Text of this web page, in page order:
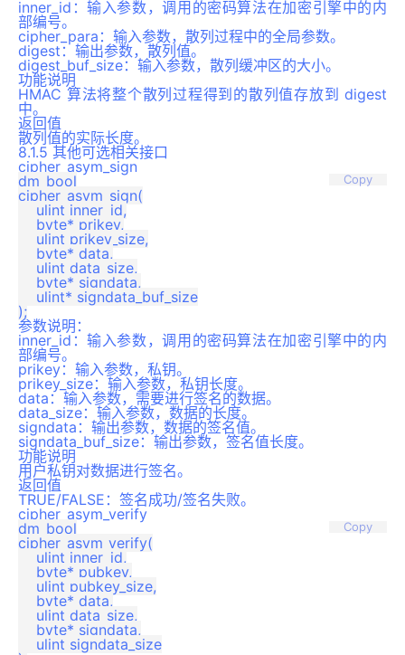
inner_id：输入参数，调用的密码算法在加密引擎中的内
部编号。
cipher_para：输入参数，散列过程中的全局参数。
digest：输出参数，散列值。
digest_buf_size：输入参数，散列缓冲区的大小。
功能说明
HMAC 算法将整个散列过程得到的散列值存放到 digest
中。
返回值
散列值的实际长度。
8.1.5 其他可选相关接口
cipher_asym_sign
Copy
dm_bool
cipher_asym_sign(
    ulint inner_id,
    byte* prikey,
    ulint prikey_size,
    byte* data,
    ulint data_size,
    byte* signdata,
    ulint* signdata_buf_size
参数说明：
inner_id：输入参数，调用的密码算法在加密引擎中的内
部编号。
prikey：输入参数，私钥。
prikey_size：输入参数，私钥长度。
data：输入参数，需要进行签名的数据。
data_size：输入参数，数据的长度。
signdata：输出参数，数据的签名值。
signdata_buf_size：输出参数，签名值长度。
功能说明
用户私钥对数据进行签名。
返回值
TRUE/FALSE：签名成功/签名失败。
cipher_asym_verify
Copy
dm_bool
cipher_asym_verify(
    ulint inner_id,
    byte* pubkey,
    ulint pubkey_size,
    byte* data,
    ulint data_size,
    byte* signdata,
    ulint signdata_size